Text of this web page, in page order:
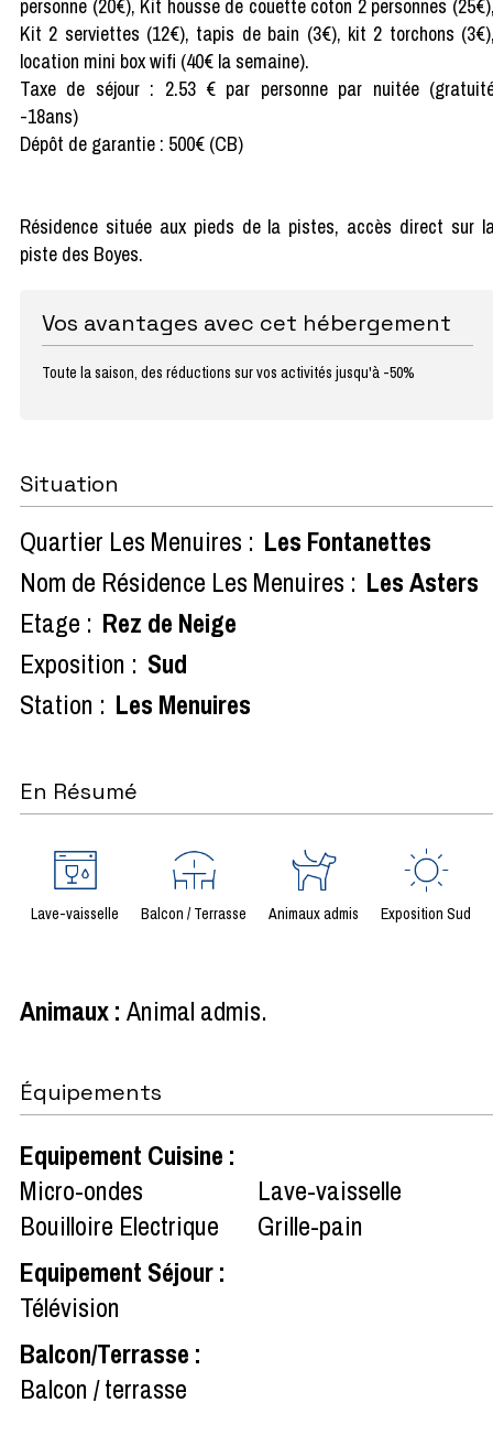
personne (20€), Kit housse de couette coton 2 personnes
Kit 2 serviettes (12€), tapis de bain (3€), kit 2 torchons
location mini box wifi (40€ la semaine).
Taxe de séjour : 2.53 € par personne par nuitée
-18ans)
Dépôt de garantie : 500€ (CB)
Résidence située aux pieds de la pistes, accès direct sur
piste des Boyes.
Vos avantages avec cet hébergement
Toute la saison, des réductions sur vos activités jusqu'à -50%
Situation
Quartier Les Menuires : Les Fontanettes
Nom de Résidence Les Menuires : Les Asters
Etage : Rez de Neige
Exposition : Sud
Station : Les Menuires
En Résumé
Lave-vaisselle Balcon / Terrasse Animaux admis Exposition Sud
Animaux: Animal admis
Équipements
Equipement Cuisine :
Micro-ondes
Lave-vaisselle
Bouilloire Electrique
Grille-pain
Equipement Séjour:
Télévision
Balcon/Terrasse :
Balcon / terrasse